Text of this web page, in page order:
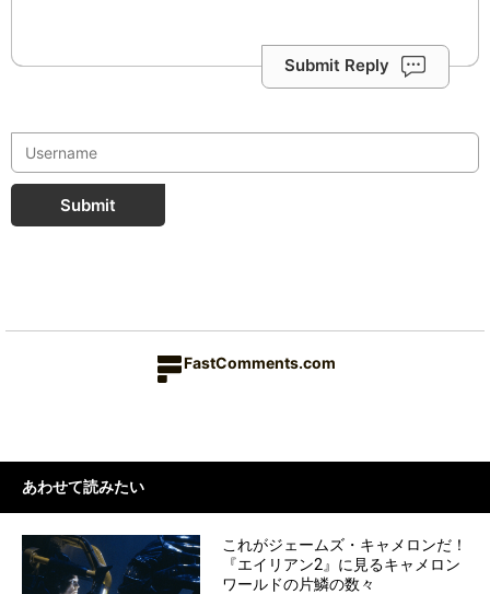
Submit Reply
Submit
FastComments.com
あわせて読みたい
これがジェームズ・キャメロンだ！
『エイリアン2』に見るキャメロン
ワールドの片鱗の数々